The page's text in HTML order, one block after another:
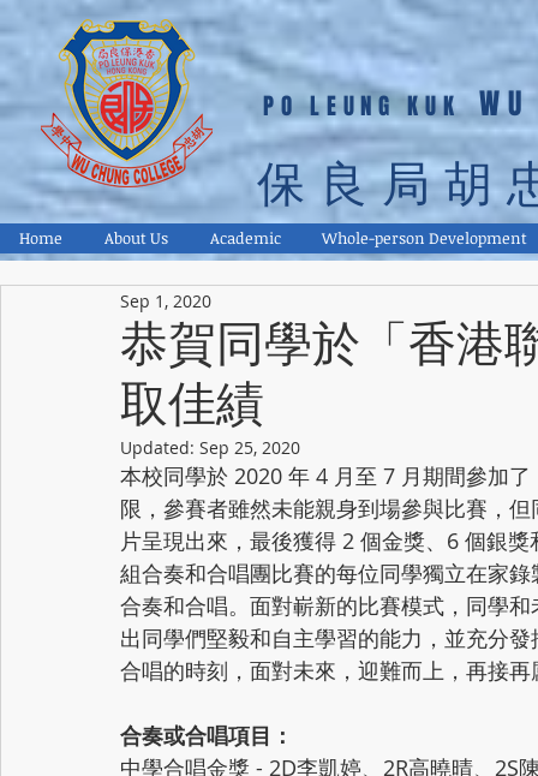
PO LEUNG KUK
保良局胡
Home About Us Academic Whole-person Development
恭賀同學於「香港
取佳績
Sep 1, 2020
Updated: Sep 25, 2020
本校同學於 2020 年 4 月至 7 月期間參加
限，參賽者雖然未能親身到場參與比賽，
片呈現出來，最後獲得 2 個金獎、6 個銀
組合奏和合唱團比賽的每位同學獨立在家
合奏和合唱。面對嶄新的比賽模式，同學
出同學們堅毅和自主學習的能力，並充分
合唱的時刻，面對未來，迎難而上，再接
合奏或合唱項目：
中學合唱金獎 - 2D李凱婷、2R高曉晴、2S